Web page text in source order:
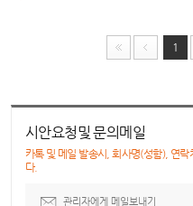
1
시안요청및 문의메일
카톡 및 메일 발송시, 회사명(성함), 연
다.
관리자에게 메일보내기